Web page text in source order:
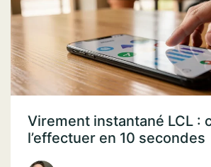
Virement instantané LCL :
l’effectuer en 10 secondes